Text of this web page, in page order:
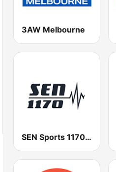
3AW Melbourne
SEN Sports 1170 Sydney